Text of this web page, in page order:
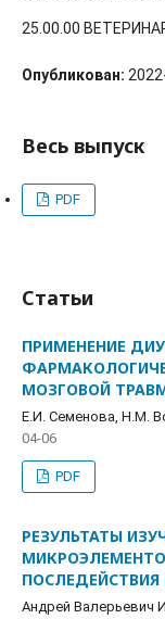
25.00.00
Опубликован:
Весь выпуск
PDF
Статьи
ПРИМЕНЕНИЕ
МОЗГОВОЙ
Е.И. Семенова, Н.М.
04-06
PDF
РЕЗУЛЬТАТЫ
Андрей Валерьевич